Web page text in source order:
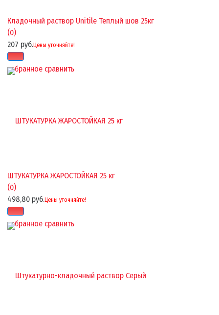
избранное сравнить
Кладочный раствор Unitile Теплый шов 25кг
(0)
207 руб.Цены уточняйте!
избранное сравнить
ШТУКАТУРКА ЖАРОСТОЙКАЯ 25 кг
(0)
498,80 руб.Цены уточняйте!